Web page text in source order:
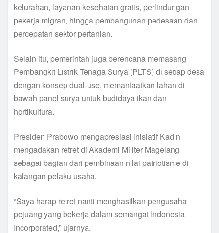
kelurahan, layanan kesehatan gratis, perlindungan
pekerja migran, hingga pembangunan pedesaan dan
percepatan sektor pertanian.
Selain itu, pemerintah juga berencana memasang
Pembangkit Listrik Tenaga Surya (PLTS) di setiap desa
dengan konsep dual-use, memanfaatkan lahan di
bawah panel surya untuk budidaya ikan dan
hortikultura.
Presiden Prabowo mengapresiasi inisiatif Kadin
mengadakan retret di Akademi Militer Magelang
sebagai bagian dari pembinaan nilai patriotisme di
kalangan pelaku usaha.
“Saya harap retret nanti menghasilkan pengusaha
pejuang yang bekerja dalam semangat Indonesia
Incorporated,” ujarnya.